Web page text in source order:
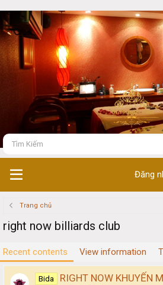
Đăng
Trang chủ
right now billiards club
Recent contents View information
Bida
RIGHT NOW KHUYẾN